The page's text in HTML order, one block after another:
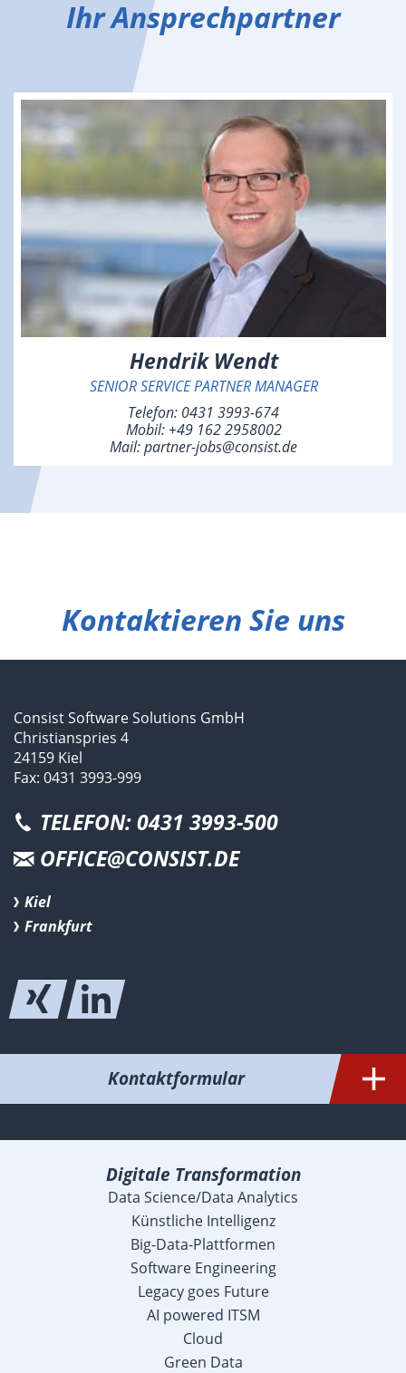
Ihr Ansprechpartner
Hendrik Wendt
SENIOR SERVICE PARTNER MANAGER
Telefon: 0431 3993-674
Mobil: +49 162 2958002
Mail:partner-jobs@consist.de
Kontaktieren Sie uns
Consist Software Solutions GmbH
Christianspries 4
24159 Kiel
Fax: 0431 3993-999
TELEFON: 0431 3993-500
OFFICE@CONSIST.DE
Kiel
Frankfurt
Kontaktformular
Digitale Transformation
Data Science/Data Analytics
Künstliche Intelligenz
Big-Data-Plattformen
Software Engineering
Legacy goes Future
AI powered ITSM
Cloud
Green Data